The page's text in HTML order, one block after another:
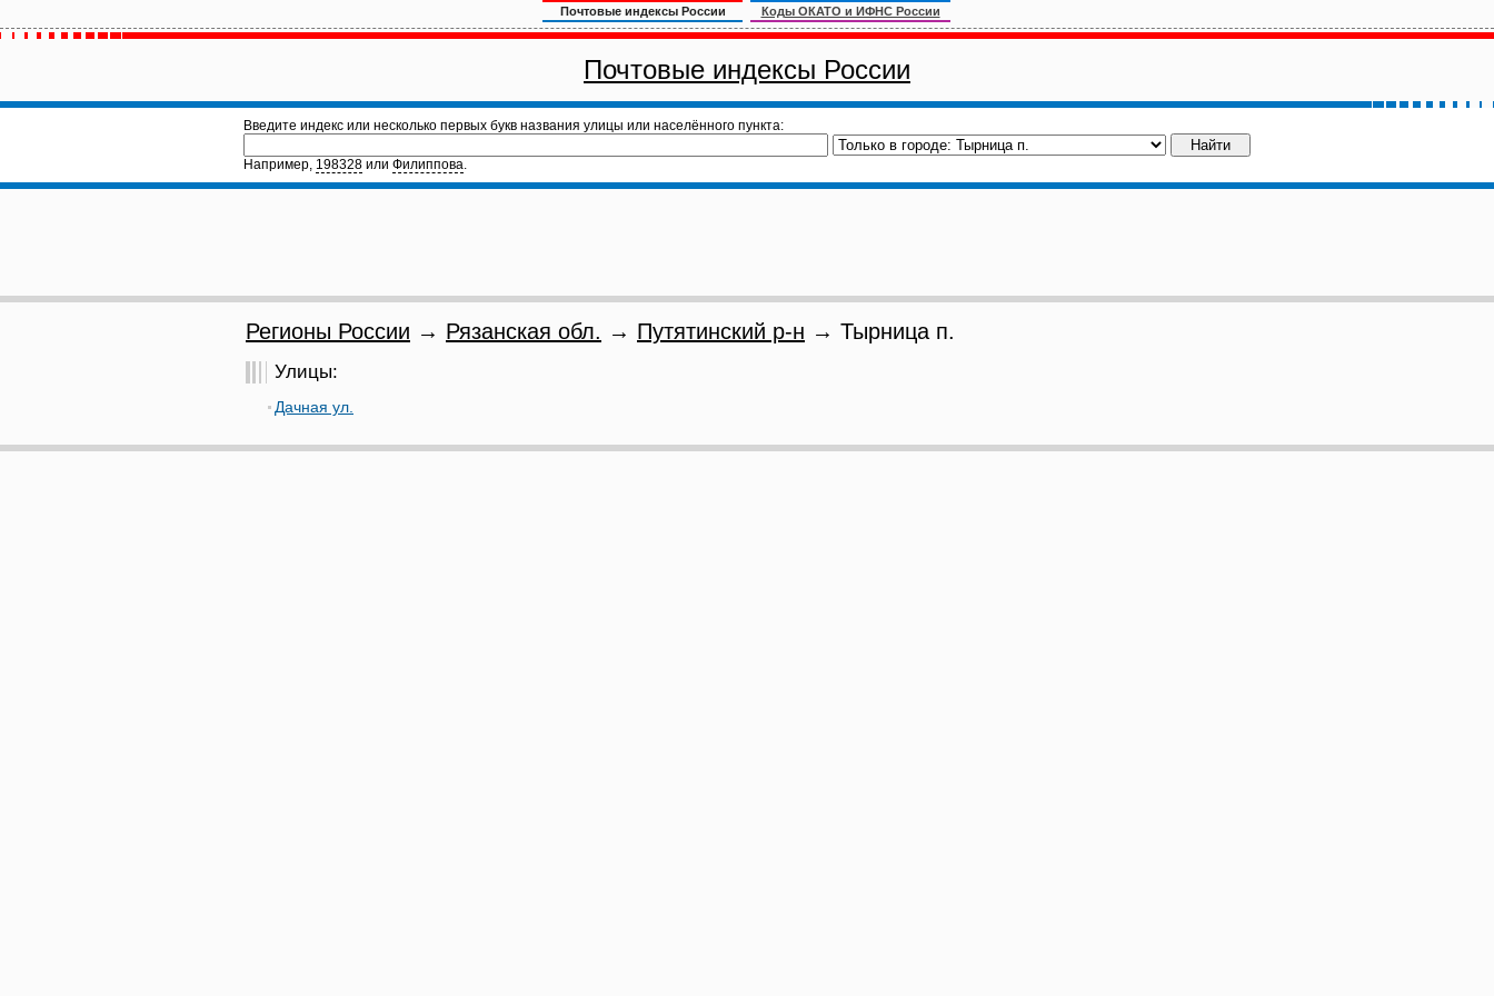
Почтовые индексы России Коды ОКАТО и ИФНС России
Почтовые индексы России
Введите индекс или несколько первых букв названия улицы или населённого пункта:
Например, 198328 или Филиппова.
Регионы России → Рязанская обл. → Путятинский р-н → Тырница п.
Улицы:
Дачная ул.